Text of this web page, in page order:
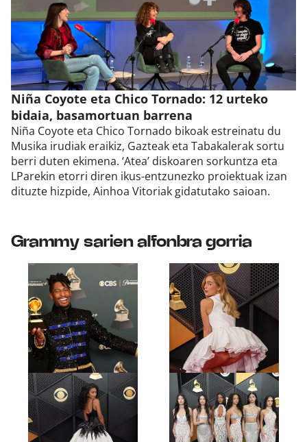
Niña Coyote eta Chico Tornado: 12 urteko
bidaia, basamortuan barrena
Niña Coyote eta Chico Tornado bikoak estreinatu du
Musika irudiak eraikiz, Gazteak eta Tabakalerak sortu
berri duten ekimena. ‘Atea’ diskoaren sorkuntza eta
LParekin etorri diren ikus-entzunezko proiektuak izan
dituzte hizpide, Ainhoa Vitoriak gidatutako saioan.
Grammy sarien alfonbra gorria